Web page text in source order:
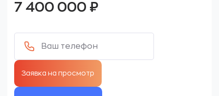
7 400 000 ₽